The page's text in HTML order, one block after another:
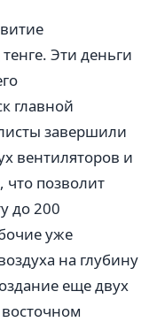
Эти деньги
главной
завершили
вентиляторов и
позволит
до 200
уже
на глубину
еще двух